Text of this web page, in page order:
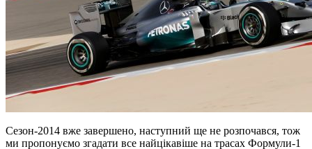
Сезон-2014 вже завершено, наступний ще не розпочався, тож
ми пропонуємо згадати все найцікавіше на трасах Формули-1